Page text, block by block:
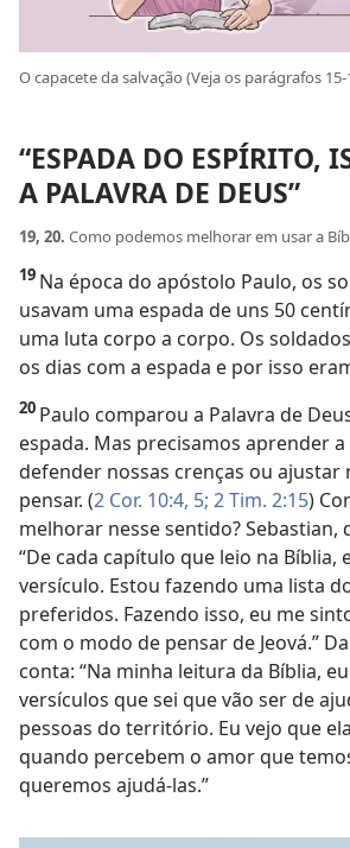
O capacete da salvação (Veja os parágrafos 15-
“ESPADA DO ESPÍRITO,
A PALAVRA DE DEUS”
19, 20. Como podemos melhorar em usar a
19 Na época do apóstolo Paulo, os
usavam uma espada de uns 50
uma luta corpo a corpo. Os
os dias com a espada e por isso
20 Paulo comparou a Palavra de
espada. Mas precisamos aprender a
defender nossas crenças ou ajustar
pensar. (2 Cor. 10:4, 5; 2 Tim. 2:15)
melhorar nesse sentido? Sebastian,
“De cada capítulo que leio na Bíblia,
versículo. Estou fazendo uma lista
preferidos. Fazendo isso, eu me
com o modo de pensar de Jeová.”
conta: “Na minha leitura da Bíblia,
versículos que sei que vão ser de
pessoas do território. Eu vejo que
quando percebem o amor que
queremos ajudá-las.”